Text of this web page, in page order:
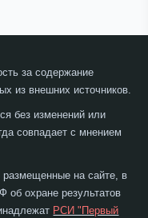
за содержание
из внешних источников.
без изменений или
совпадает с мнением
на сайте, в
об охране результатов
РСИ "Первый